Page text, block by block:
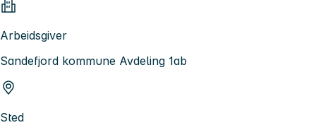
Arbeidsgiver
Sandefjord kommune Avdeling 1ab
Sted